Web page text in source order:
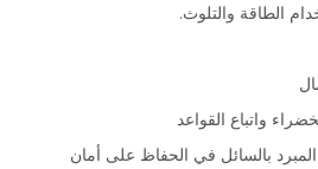
الطاقة والتلوث.
واتباع القواعد
بالسائل في الحفاظ على أمان